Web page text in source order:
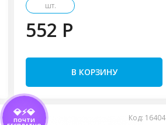
шт.
552 P
В КОРЗИНУ
💎⚡💎
ПОЧТИ Код: 16404